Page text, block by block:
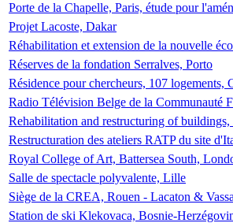
Porte de la Chapelle, Paris, étude pour
Projet Lacoste, Dakar
Réhabilitation et extension de la nouvelle
Réserves de la fondation Serralves, Porto
Résidence pour chercheurs, 107 logements,
Radio Télévision Belge de la Communauté
Rehabilitation and restructuring of
Restructuration des ateliers RATP du site
Royal College of Art, Battersea South,
Salle de spectacle polyvalente, Lille
Siège de la CREA, Rouen - Lacaton &
Station de ski Klekovaca, Bosnie-